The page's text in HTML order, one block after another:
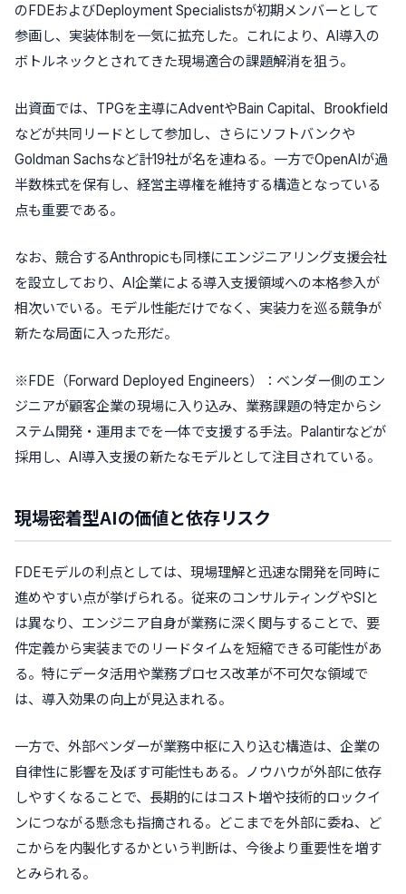
のFDEおよびDeployment Specialistsが初期メンバーとして
参画し、実装体制を一気に拡充した。これにより、AI導入の
ボトルネックとされてきた現場適合の課題解消を狙う。
出資面では、TPGを主導にAdventやBain Capital、Brookfield
などが共同リードとして参加し、さらにソフトバンクや
Goldman Sachsなど計19社が名を連ねる。一方でOpenAIが過
半数株式を保有し、経営主導権を維持する構造となっている
点も重要である。
なお、競合するAnthropicも同様にエンジニアリング支援会社
を設立しており、AI企業による導入支援領域への本格参入が
相次いでいる。モデル性能だけでなく、実装力を巡る競争が
新たな局面に入った形だ。
※FDE（Forward Deployed Engineers）：ベンダー側のエン
ジニアが顧客企業の現場に入り込み、業務課題の特定からシ
ステム開発・運用までを一体で支援する手法。Palantirなどが
採用し、AI導入支援の新たなモデルとして注目されている。
現場密着型AIの価値と依存リスク
FDEモデルの利点としては、現場理解と迅速な開発を同時に
進めやすい点が挙げられる。従来のコンサルティングやSIと
は異なり、エンジニア自身が業務に深く関与することで、要
件定義から実装までのリードタイムを短縮できる可能性があ
る。特にデータ活用や業務プロセス改革が不可欠な領域で
は、導入効果の向上が見込まれる。
一方で、外部ベンダーが業務中枢に入り込む構造は、企業の
自律性に影響を及ぼす可能性もある。ノウハウが外部に依存
しやすくなることで、長期的にはコスト増や技術的ロックイ
ンにつながる懸念も指摘される。どこまでを外部に委ね、ど
こからを内製化するかという判断は、今後より重要性を増す
とみられる。